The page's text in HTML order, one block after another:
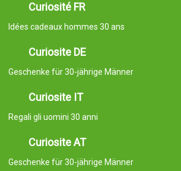
Curiosité FR
Idées cadeaux hommes 30 ans
Curiosite DE
Geschenke für 30-jährige Männer
Curiosite IT
Regali gli uomini 30 anni
Curiosite AT
Geschenke für 30-jährige Männer